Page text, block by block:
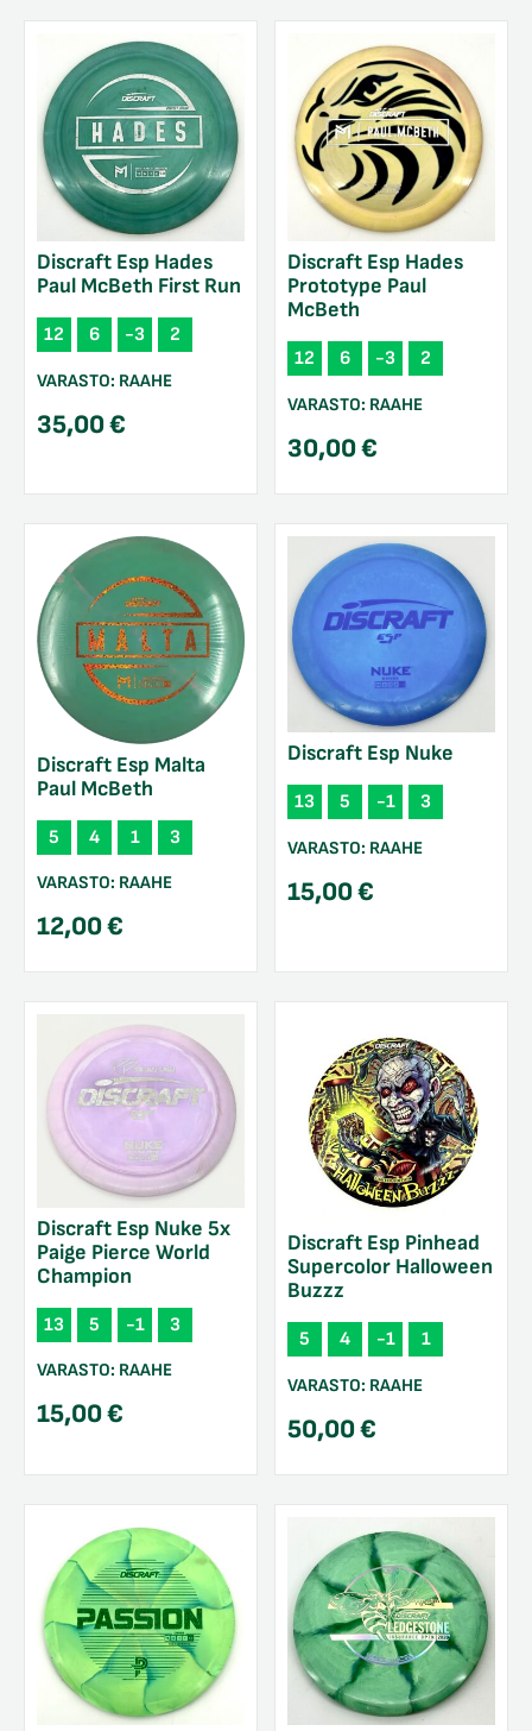
Discraft Esp Hades
Paul McBeth First Run
12 6 -3 2
VARASTO: RAAHE
35,00€
Discraft Esp Hades
Prototype Paul
McBeth
12 6 -3 2
VARASTO: RAAHE
30,00€
Discraft Esp Malta
Paul McBeth
5 4 1 3
VARASTO: RAAHE
12,00€
Discraft Esp Nuke
13 5 -1 3
VARASTO: RAAHE
15,00€
Discraft Esp Nuke 5x
Paige Pierce World
Champion
13 5 -1 3
VARASTO: RAAHE
15,00€
Discraft Esp Pinhead
Supercolor Halloween
Buzzz
5 4 -1 1
VARASTO: RAAHE
50,00€